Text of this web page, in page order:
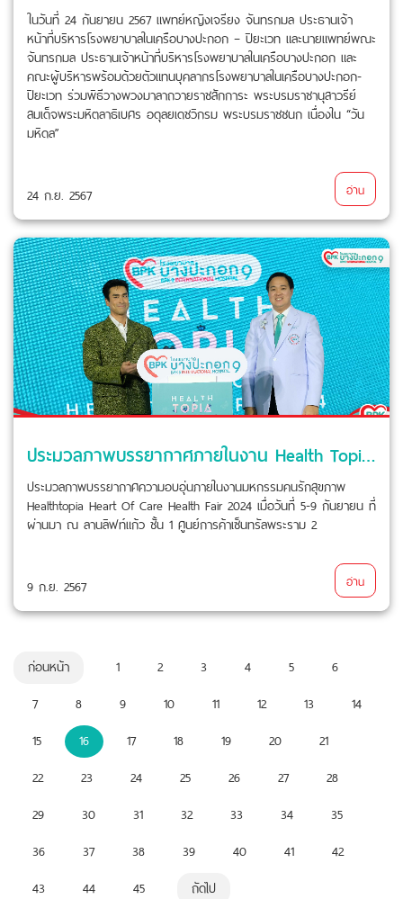
ในวันที่ 24 กันยายน 2567 แพทย์หญิงเจรียง จันทรกมล ประธานเจ้า
หน้าที่บริหารโรงพยาบาลในเครือบางปะกอก – ปิยะเวท และนายแพทย์พณะ
จันทรกมล ประธานเจ้าหน้าที่บริหารโรงพยาบาลในเครือบางปะกอก และ
คณะผู้บริหารพร้อมด้วยตัวแทนบุคลากรโรงพยาบาลในเครือบางปะกอก-
ปิยะเวท ร่วมพิธีวางพวงมาลาถวายราชสักการะ พระบรมราชานุสาวรีย์
สมเด็จพระมหิตลาธิเบศร อดุลยเดชวิกรม พระบรมราชชนก เนื่องใน “วัน
มหิดล”
24 ก.ย. 2567 อ่าน
ประมวลภาพบรรยากาศภายในงาน Health Topia Heart Of Care Health Fair 2024
ประมวลภาพบรรยากาศความอบอุ่นภายในงานมหกรรมคนรักสุขภาพ
Healthtopia Heart Of Care Health Fair 2024 เมื่อวันที่ 5-9 กันยายน ที่
ผ่านมา ณ ลานลิฟท์แก้ว ชั้น 1 ศูนย์การค้าเซ็นทรัลพระราม 2
9 ก.ย. 2567 อ่าน
ก่อนหน้า 1 2 3 4 5
6
7
8 9 10 11 12 13
14
15
16 17 18 19 20
21
22
23 24 25 26 27
28
29
30 31 32 33 34
35
36
37 38 39 40 41
42
43
44 45 ถัดไป